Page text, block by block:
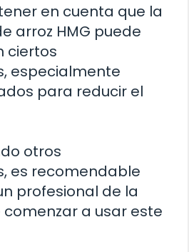
en cuenta que la
arroz HMG puede
ciertos
especialmente
para reducir el
otros
es recomendable
profesional de la
a usar este